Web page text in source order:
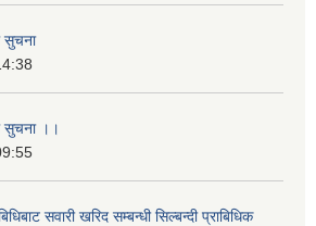
सुचना
सुचना ।।
सवारी खरिद सम्बन्धी सिल्बन्दी प्राबिधिक